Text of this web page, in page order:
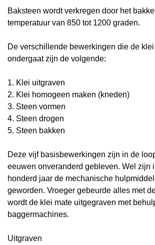
Baksteen wordt verkregen door het
temperatuur van 850 tot 1200 graden.
De verschillende bewerkingen die de
ondergaat zijn de volgende:
1. Klei uitgraven
2. Klei homogeen maken (kneden)
3. Steen vormen
4. Steen drogen
5. Steen bakken
Deze vijf basisbewerkingen zijn in de
eeuwen onveranderd gebleven. Wel zijn
honderd jaar de mechanische
geworden. Vroeger gebeurde alles met
wordt de klei mate uitgegraven met
baggermachines.
Uitgraven